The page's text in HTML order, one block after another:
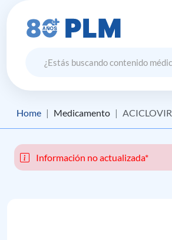
Home Medicamento ACICLOVIR
Información no actualizada*